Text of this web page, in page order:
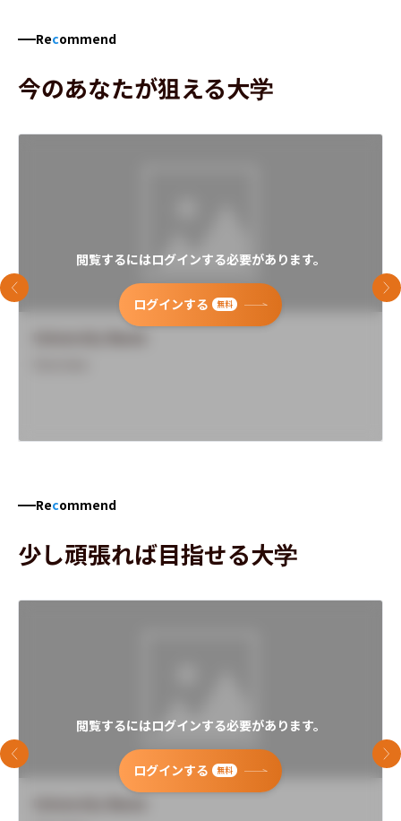
Recommend
今のあなたが狙える大学
閲覧するにはログインする必要があります。
ログインする 無料
前のスライド 次
Recommend
少し頑張れば目指せる大学
閲覧するにはログインする必要があります。
ログインする 無料
前のスライド 次